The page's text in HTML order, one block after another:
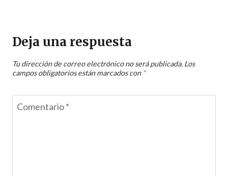
Deja una respuesta
Tu dirección de correo electrónico no será publicada. Los
campos obligatorios están marcados con *
Comentario*